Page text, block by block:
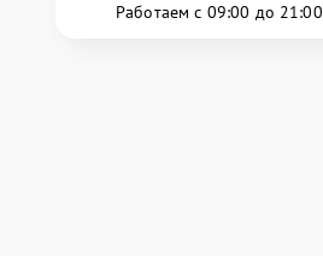
Работаем с 09:00 до 21:00